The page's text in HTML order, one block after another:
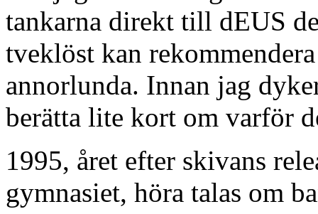
tankarna direkt till dEUS
tveklöst kan
annorlunda. Innan jag
berätta lite kort om varför
1995, året efter skivans
gymnasiet, höra talas om